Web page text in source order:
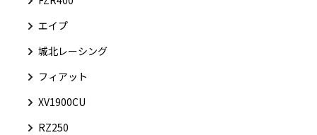
エイプ
城北レーシング
フィアット
XV1900CU
RZ250